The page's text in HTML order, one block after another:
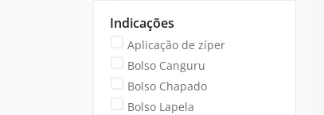
Indicações
Aplicação de zíper
Bolso Canguru
Bolso Chapado
Bolso Lapela